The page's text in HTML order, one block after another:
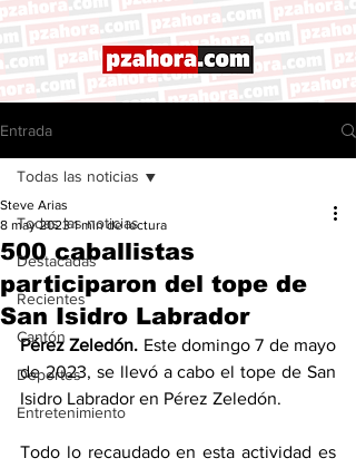
Entrada
Todas las noticias
Destacadas
Recientes
Cantón
Deportes
Entretenimiento
Todas las noticias
500 caballistas
participaron del tope de
San Isidro Labrador
Steve Arias
8 may 2023 1 min de lectura
Pérez Zeledón. Este domingo 7 de mayo
de 2023, se llevó a cabo el tope de San
Isidro Labrador en Pérez Zeledón.
Todo lo recaudado en esta actividad es